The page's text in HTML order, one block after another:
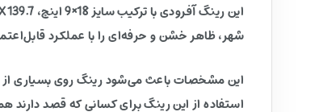
شهر، ظاهر خشن و حرفه‌ای را با عملکرد
این مشخصات باعث می‌شود رینگ روی بسیاری از
استفاده از این رینگ برای کسانی که قصد